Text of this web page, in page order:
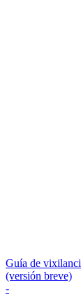
Guía de
(versión breve)
-